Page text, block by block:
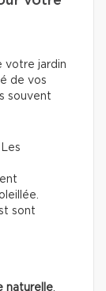
votre jardin
de vos
souvent
sont
naturelle